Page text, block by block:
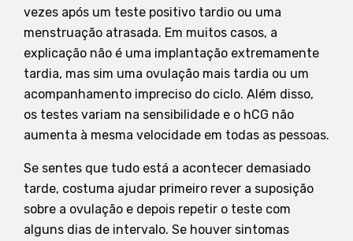
vezes após um teste positivo tardio ou uma
menstruação atrasada. Em muitos casos, a
explicação não é uma implantação extremamente
tardia, mas sim uma ovulação mais tardia ou um
acompanhamento impreciso do ciclo. Além disso,
os testes variam na sensibilidade e o hCG não
aumenta à mesma velocidade em todas as pessoas.
Se sentes que tudo está a acontecer demasiado
tarde, costuma ajudar primeiro rever a suposição
sobre a ovulação e depois repetir o teste com
alguns dias de intervalo. Se houver sintomas